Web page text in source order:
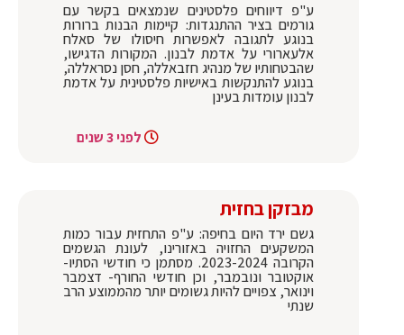
ע"פ דיווחים פלסטינים שנמצאים בקשר עם
גורמים בציר ההתנגדות: קיימות הבנות ברורות
בנוגע לתגובה לאפשרות חיסולו של סאלח
אלעארורי על אדמת לבנון. המקורות הדגישו,
שהבטחותיו של מנהיג חזבאללה, חסן נסראללה,
בנוגע להתנקשות באישיות פלסטינית על אדמת
לבנון עומדות בעינן
לפני 3 שנים
מבזקן בחזית
גשם ירד היום בחיפה: ע"פ התחזית עבור כמות
המשקעים החזויה באזורינו, לעונת הגשמים
הקרובה 2023-2024. מסתמן כי חודשי הסתיו-
אוקטובר ונובמבר, וכן חודשי החורף- דצמבר
וינואר, צפויים להיות גשומים יותר מהממוצע הרב
שנתי